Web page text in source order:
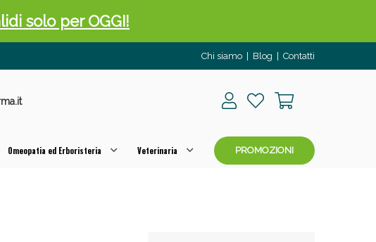
Chi siamo Blog Contatti
Omeopatia ed Erboristeria Veterinaria PROMOZIONI
solo per OGGI!
al 50%!